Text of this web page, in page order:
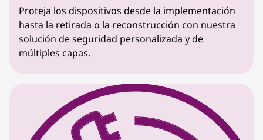
Proteja los dispositivos desde la implementación
hasta la retirada o la reconstrucción con nuestra
solución de seguridad personalizada y de
múltiples capas.